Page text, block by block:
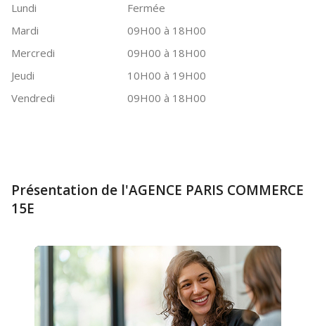
Lundi
Fermée
Mardi
09H00 à 18H00
Mercredi
09H00 à 18H00
Jeudi
10H00 à 19H00
Vendredi
09H00 à 18H00
Présentation de l'AGENCE PARIS COMMERCE
15E